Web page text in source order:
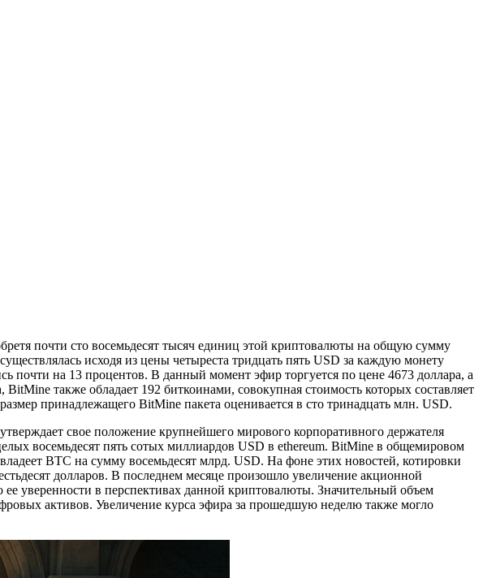
почти сто восемьдесят тысяч единиц этой криптовалюты на общую сумму
исходя из цены четыреста тридцать пять USD за каждую монету
почти на 13 процентов. В данный момент эфир торгуется по цене 4673 доллара, а
также обладает 192 биткоинами, совокупная стоимость которых составляет
принадлежащего BitMine пакета оценивается в сто тринадцать млн. USD.
свое положение крупнейшего мирового корпоративного держателя
восемьдесят пять сотых миллиардов USD в ethereum. BitMine в общемировом
BTC на сумму восемьдесят млрд. USD. На фоне этих новостей, котировки
долларов. В последнем месяце произошло увеличение акционной
уверенности в перспективах данной криптовалюты. Значительный объем
активов. Увеличение курса эфира за прошедшую неделю также могло